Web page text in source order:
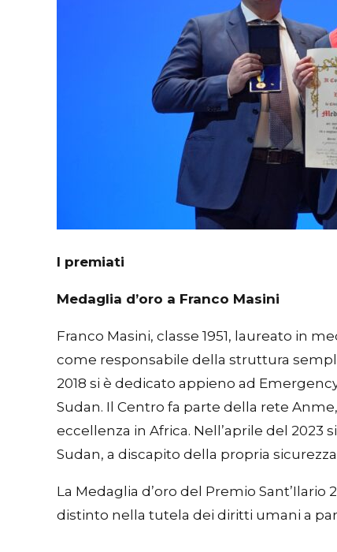
I premiati
Medaglia d’oro a Franco Masini
Franco Masini, classe 1951, laureato in
come responsabile della struttura
2018 si è dedicato appieno ad
Sudan. Il Centro fa parte della rete
eccellenza in Africa. Nell’aprile del
Sudan, a discapito della propria
La Medaglia d’oro del Premio
distinto nella tutela dei diritti umani a